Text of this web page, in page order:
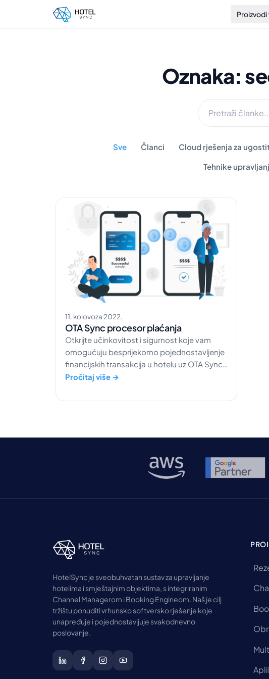
Proizvodi
Oznaka:
Sve Članci Cloud rješenja za
Tehnike
11. kolovoza 2022.
OTA Sync procesor plaćanja
Otkrijte učinkovitost i sigurnost koje vam
omogućuju besprijekorno pojednostavljenje
financijskih transakcija u hotelu uz OTA Sync
procesor plaćanja.
Pročitaj više →
HotelSync je sveobuhvatan sustav za upravljanje
hotelima i smještajnim objektima, s integriranim
Channel Managerom i Booking Engineom. Naš je cilj
tržištu ponuditi vrhunsko softversko rješenje koje
unapređuje i pojednostavljuje svakodnevno
poslovanje.